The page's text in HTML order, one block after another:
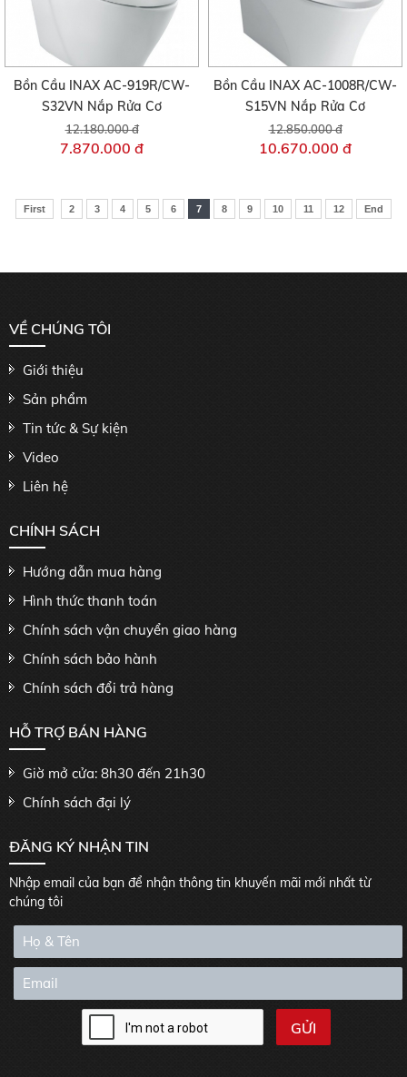
Bồn Cầu INAX AC-919R/CW-
S32VN Nắp Rửa Cơ
12.180.000 đ
7.870.000 đ
Bồn Cầu INAX AC-1008R/CW-
S15VN Nắp Rửa Cơ
12.850.000 đ
10.670.000 đ
First 2 3 4 5 6 7 8 9 10 11 12 End
VỀ CHÚNG TÔI
Giới thiệu
Sản phẩm
Tin tức & Sự kiện
Video
Liên hệ
CHÍNH SÁCH
Hướng dẫn mua hàng
Hình thức thanh toán
Chính sách vận chuyển giao hàng
Chính sách bảo hành
Chính sách đổi trả hàng
HỖ TRỢ BÁN HÀNG
Giờ mở cửa: 8h30 đến 21h30
Chính sách đại lý
ĐĂNG KÝ NHẬN TIN
Nhập email của bạn để nhận thông tin khuyến mãi mới nhất từ
chúng tôi